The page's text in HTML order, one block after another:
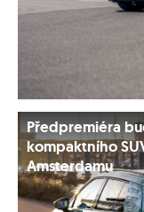
Předpremiéra
kompaktního
Amsterdamu